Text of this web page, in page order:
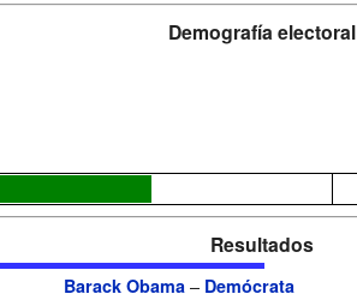
Demografía electoral
Resultados
Barack Obama– Demócrata